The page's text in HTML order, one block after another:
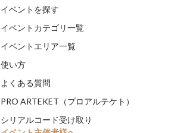
イベントを探す
イベントカテゴリ一覧
イベントエリア一覧
使い方
よくある質問
PRO ARTEKET（プロアルテケト）
シリアルコード受け取り